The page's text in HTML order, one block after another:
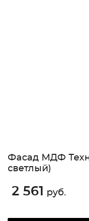
Фасад МДФ
светлый)
2 561 руб.